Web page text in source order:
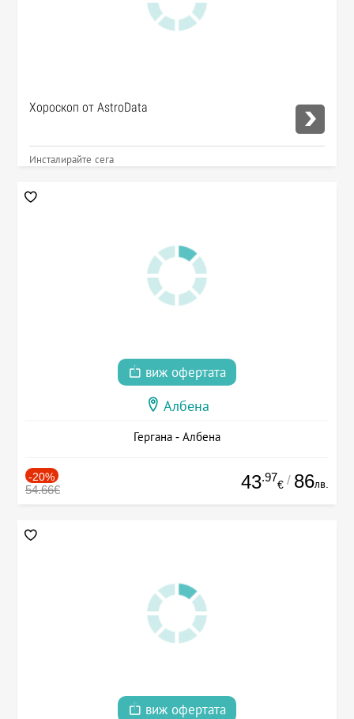
Хороскоп от AstroData
Инсталирайте сега
виж офертата
Албена
Гергана - Албена
-20%
54.66€ 43.97
€ / 86лв.
виж офертата